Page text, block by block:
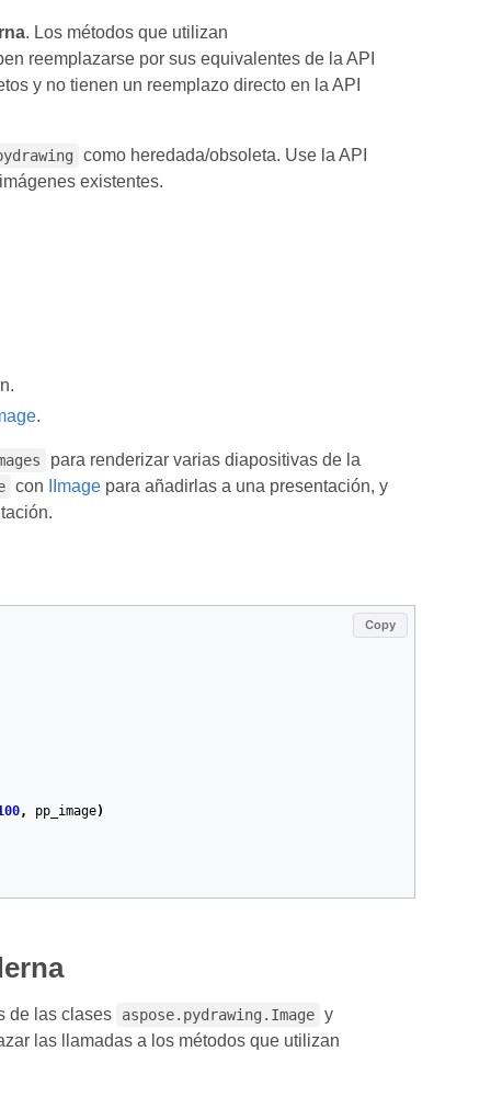
. Los métodos que utilizan
reemplazarse por sus equivalentes de la API
y no tienen un reemplazo directo en la API
como heredada/obsoleta. Use la API
existentes.
.
para renderizar varias diapositivas de la
con IImage para añadirlas a una presentación, y
Copy
, pp_image)
de las clases aspose.pydrawing.Image y
las llamadas a los métodos que utilizan